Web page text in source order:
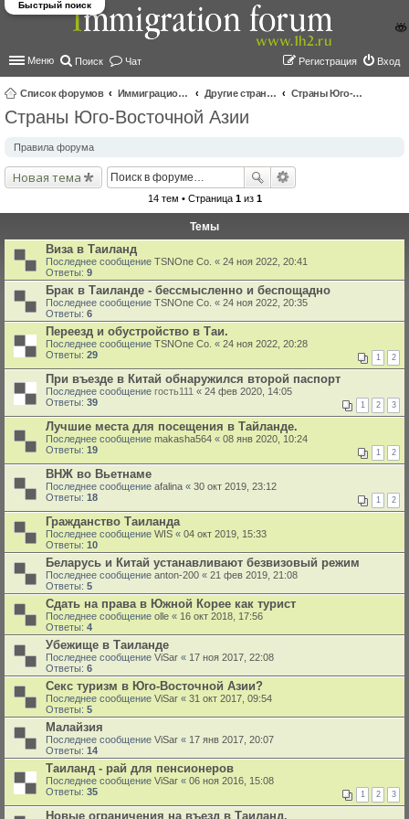
Меню Поиск Чат Вход
Регистрация
Список форумов Иммиграционные форумы | Immigration forums Другие страны и вопросы Шенгена
Страны Юго-Восточной Азии
Быстрый поиск
Страны Юго-Восточной Азии
Правила форума
Новая тема
14 тем • Страница 1из 1
Темы
Виза в Таиланд
Последнее сообщение TSNOne Co. « 24 ноя 2022, 20:41
Ответы: 9
Брак в Таиланде - бессмысленно и беспощадно
Последнее сообщение TSNOne Co. « 24 ноя 2022, 20:35
Ответы: 6
Переезд и обустройство в Таи.
Последнее сообщение TSNOne Co. « 24 ноя 2022, 20:28
Ответы: 29 1 2
При въезде в Китай обнаружился второй паспорт
Последнее сообщение гость111 « 24 фев 2020, 14:05
Ответы: 39 1 2 3
Лучшие места для посещения в Тайланде.
Последнее сообщение makasha564 « 08 янв 2020, 10:24
Ответы: 19 1 2
ВНЖ во Вьетнаме
Последнее сообщение afalina « 30 окт 2019, 23:12
Ответы: 18 1 2
Гражданство Таиланда
Последнее сообщение WIS « 04 окт 2019, 15:33
Ответы: 10
Беларусь и Китай устанавливают безвизовый режим
Последнее сообщение anton-200 « 21 фев 2019, 21:08
Ответы: 5
Сдать на права в Южной Корее как турист
Последнее сообщение olle « 16 окт 2018, 17:56
Ответы: 4
Убежище в Таиланде
Последнее сообщение ViSar « 17 ноя 2017, 22:08
Ответы: 6
Секс туризм в Юго-Восточной Азии?
Последнее сообщение ViSar « 31 окт 2017, 09:54
Ответы: 5
Малайзия
Последнее сообщение ViSar « 17 янв 2017, 20:07
Ответы: 14
Таиланд - рай для пенсионеров
Последнее сообщение ViSar « 06 ноя 2016, 15:08
Ответы: 35 1 2 3
Новые ограничения на въезд в Таиланд.